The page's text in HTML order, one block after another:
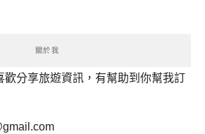
關於我
歡分享旅遊資訊，有幫助到你幫我訂